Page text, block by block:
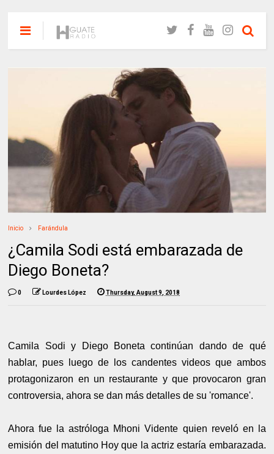
Inicio Farándula
¿Camila Sodi está embarazada de
Diego Boneta?
0 Lourdes López Thursday, August 9, 2018
Camila Sodi y Diego Boneta continúan dando de qué
hablar, pues luego de los candentes videos que ambos
protagonizaron en un restaurante y que provocaron gran
controversia, ahora se dan más detalles de su 'romance'.
Ahora fue la astróloga Mhoni Vidente quien reveló en la
emisión del matutino Hoy que la actriz estaría embarazada.